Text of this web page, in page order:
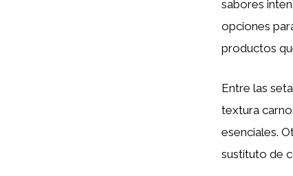
sabores
opciones
productos
Entre las
textura
esenciales.
sustituto de